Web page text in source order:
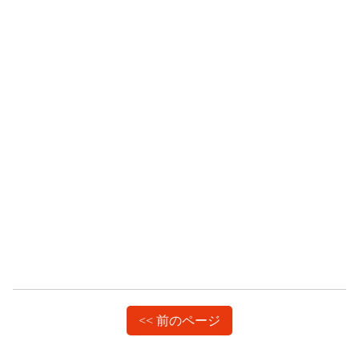
<< 前のページ